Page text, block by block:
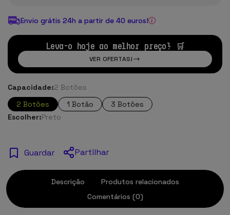
Envio grátis 24h a partir de 40 euros!
Leva-o hoje ao melhor preço! 🛒
VER OFERTAS!
Capacidade:2 Botões
2 Botões
1 Botão
3 Botões
Escolher:Preto
Guardar Partilhar
Descrição
Produtos relacionados
Comentários (0)